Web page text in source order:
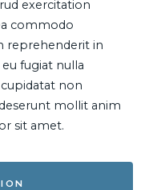
exercitation
commodo
reprehenderit in
fugiat nulla
non
mollit anim
sit amet.